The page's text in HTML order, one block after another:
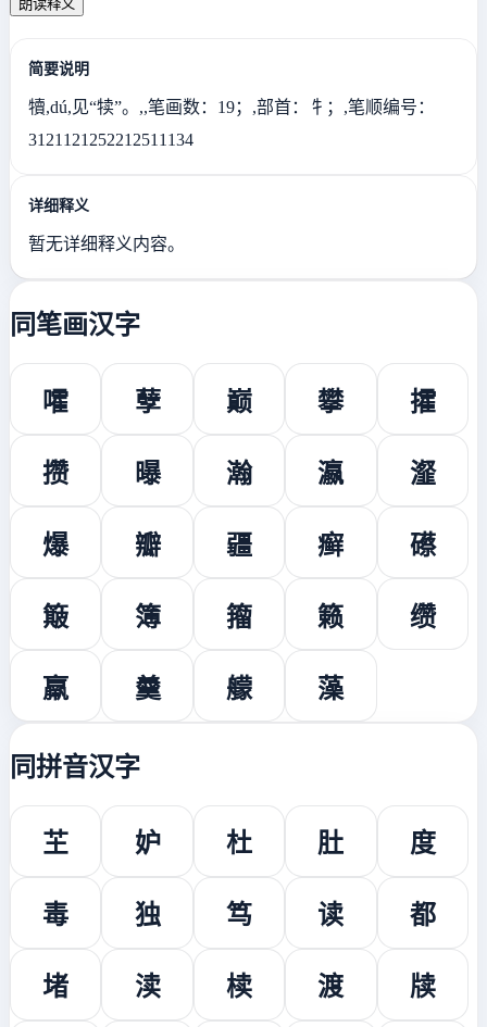
朗读释义
简要说明
犢,dú,见“犊”。,,笔画数：19；,部首：牜；,笔顺编号：
3121121252212511134
详细释义
暂无详细释义内容。
同笔画汉字
嚯 孽 巅 攀 攉
攒 曝 瀚 瀛 瀣
爆 瓣 疆 癣 礤
簸 簿 籀 籁 缵
羸 羹 艨 藻
同拼音汉字
芏 妒 杜 肚 度
毒 独 笃 读 都
堵 渎 椟 渡 牍